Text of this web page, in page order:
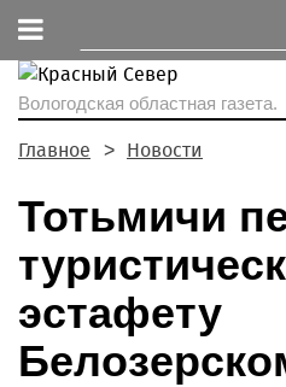
Вологодская областная газета.
Главное Новости
Тотьмичи
эстафету